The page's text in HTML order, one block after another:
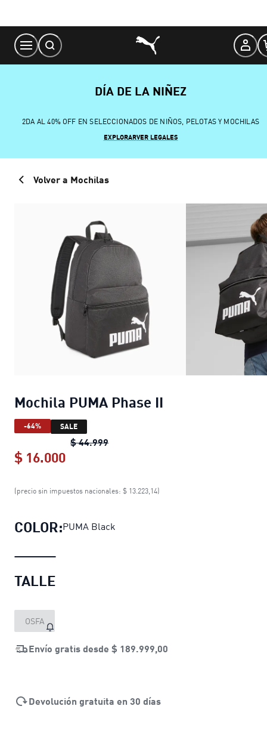
Content
DÍA DE LA NIÑEZ
2DA AL 40% OFF EN SELECCIONADOS DE NIÑOS, PELOTAS Y MOCHILAS
EXPLORARVER LEGALES
Volver a Mochilas
Mochila PUMA Phase II
-64% SALE
$ 44.999Mochila PUMA Phase II
$ 16.000
Mochila PUMA Phase II
(precio sin impuestos nacionales: $ 13.223,14)
COLOR:PUMA Black
TALLE
OSFA
Envío gratis desde $ 189.999,00
Devolución gratuita en 30 días